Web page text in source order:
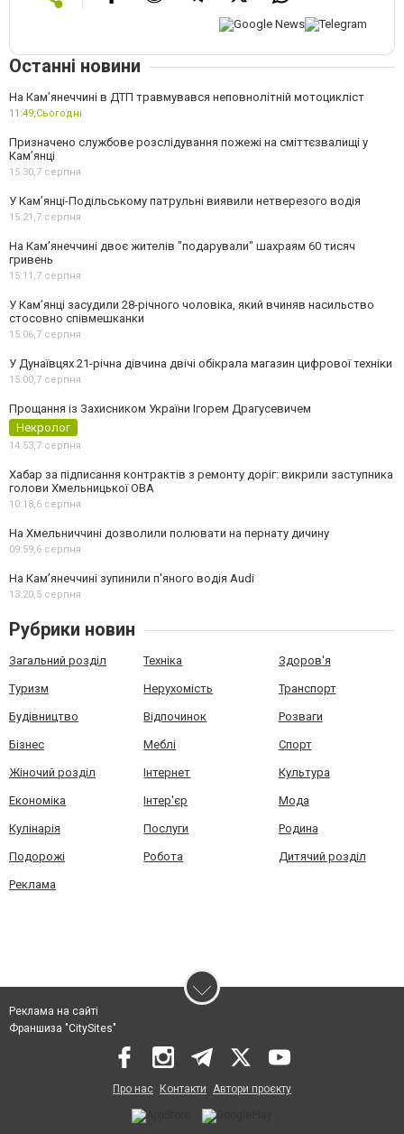
Останні новини
На Кам’янеччині в ДТП травмувався неповнолітній мотоцикліст
11:49,Сьогодні
Призначено службове розслідування пожежі на сміттєзвалищі у
Кам’янці
15:30,7 серпня
У Кам’янці-Подільському патрульні виявили нетверезого водія
15:21,7 серпня
На Камʼянеччині двоє жителів "подарували" шахраям 60 тисяч
гривень
15:11,7 серпня
У Камʼянці засудили 28-річного чоловіка, який вчиняв насильство
стосовно співмешканки
15:06,7 серпня
У Дунаївцях 21-річна дівчина двічі обікрала магазин цифрової техніки
15:00,7 серпня
Прощання із Захисником України Ігорем Драгусевичем
Некролог
14:53,7 серпня
Хабар за підписання контрактів з ремонту доріг: викрили заступника
голови Хмельницької ОВА
10:18,6 серпня
На Хмельниччині дозволили полювати на пернату дичину
09:59,6 серпня
На Камʼянеччині зупинили п'яного водія Audi
13:20,5 серпня
Рубрики новин
Загальний розділ Техніка Здоров'я
Туризм Нерухомість Транспорт
Будівництво Відпочинок Розваги
Бізнес Меблі Спорт
Жіночий розділ Інтернет Культура
Економіка Інтер'єр Мода
Кулінарія Послуги Родина
Подорожі Робота Дитячий розділ
Реклама
Реклама на сайті
Франшиза "CitySites"
Про нас Контакти Автори проєкту